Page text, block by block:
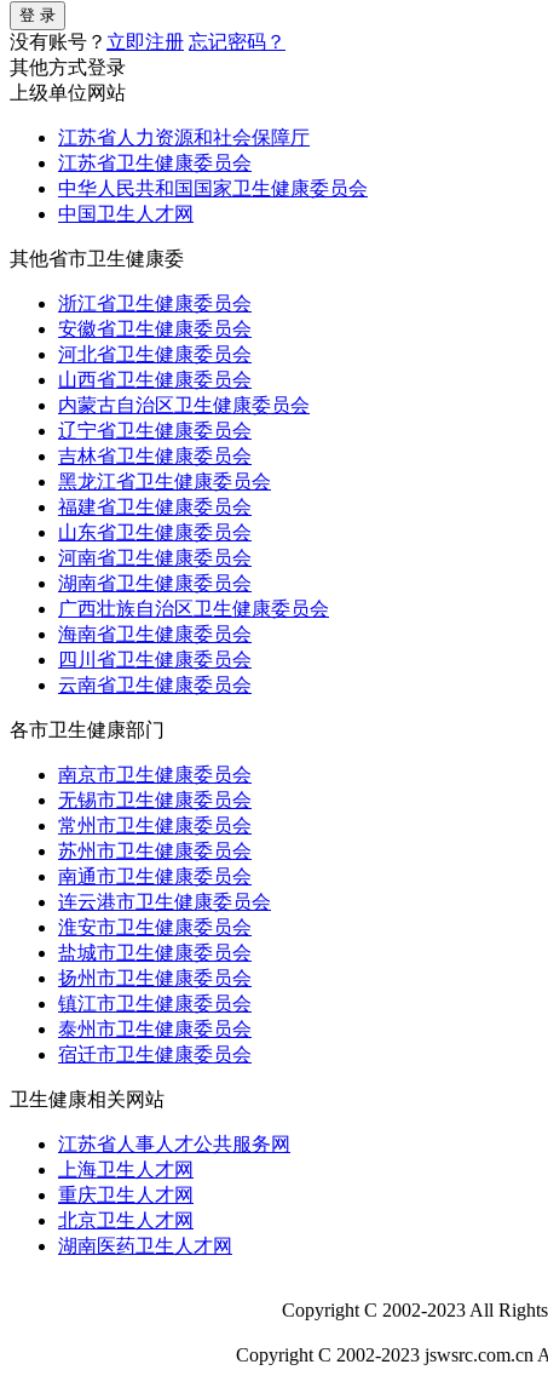
没有账号？ 立即注册 忘记密码？
其他方式登录
上级单位网站
江苏省人力资源和社会保障厅
江苏省卫生健康委员会
中华人民共和国国家卫生健康委员会
中国卫生人才网
其他省市卫生健康委
浙江省卫生健康委员会
安徽省卫生健康委员会
河北省卫生健康委员会
山西省卫生健康委员会
内蒙古自治区卫生健康委员会
辽宁省卫生健康委员会
吉林省卫生健康委员会
黑龙江省卫生健康委员会
福建省卫生健康委员会
山东省卫生健康委员会
河南省卫生健康委员会
湖南省卫生健康委员会
广西壮族自治区卫生健康委员会
海南省卫生健康委员会
四川省卫生健康委员会
云南省卫生健康委员会
各市卫生健康部门
南京市卫生健康委员会
无锡市卫生健康委员会
常州市卫生健康委员会
苏州市卫生健康委员会
南通市卫生健康委员会
连云港市卫生健康委员会
淮安市卫生健康委员会
盐城市卫生健康委员会
扬州市卫生健康委员会
镇江市卫生健康委员会
泰州市卫生健康委员会
宿迁市卫生健康委员会
卫生健康相关网站
江苏省人事人才公共服务网
上海卫生人才网
重庆卫生人才网
北京卫生人才网
湖南医药卫生人才网
Copyright C 2002-2023 All
Copyright C 2002-2023